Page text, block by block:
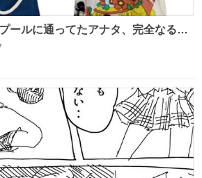
ールに通ってたアナタ、完全なる同
#80年代 #昭和レトロ